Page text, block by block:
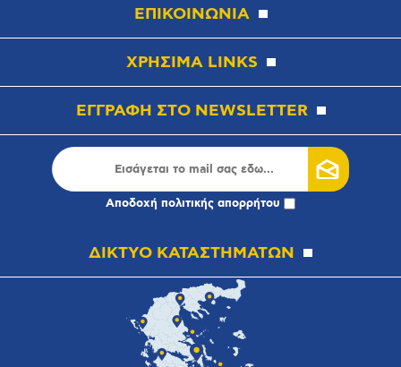
ΕΠΙΚΟΙΝΩΝΙΑ
ΧΡΗΣΙΜΑ LINKS
ΕΓΓΡΑΦΗ ΣΤΟ NEWSLETTER
Αποδοχή πολιτικής απορρήτου
ΔΙΚΤΥΟ ΚΑΤΑΣΤΗΜΑΤΩΝ